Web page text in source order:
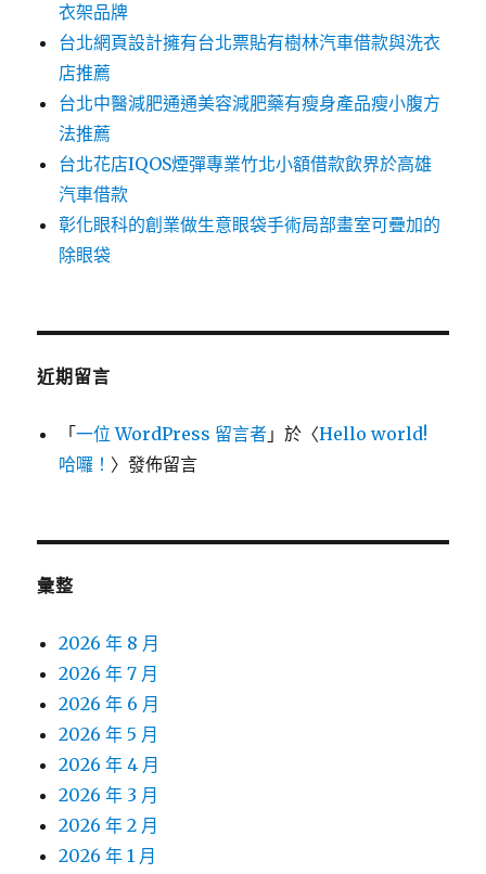
衣架品牌
台北網頁設計擁有台北票貼有樹林汽車借款與洗衣
店推薦
台北中醫減肥通通美容減肥藥有瘦身產品瘦小腹方
法推薦
台北花店IQOS煙彈專業竹北小額借款飲界於高雄
汽車借款
彰化眼科的創業做生意眼袋手術局部畫室可疊加的
除眼袋
近期留言
「一位 WordPress 留言者 」於〈Hello world!
哈囉！ 〉發佈留言
彙整
2026 年 8 月
2026 年 7 月
2026 年 6 月
2026 年 5 月
2026 年 4 月
2026 年 3 月
2026 年 2 月
2026 年 1 月